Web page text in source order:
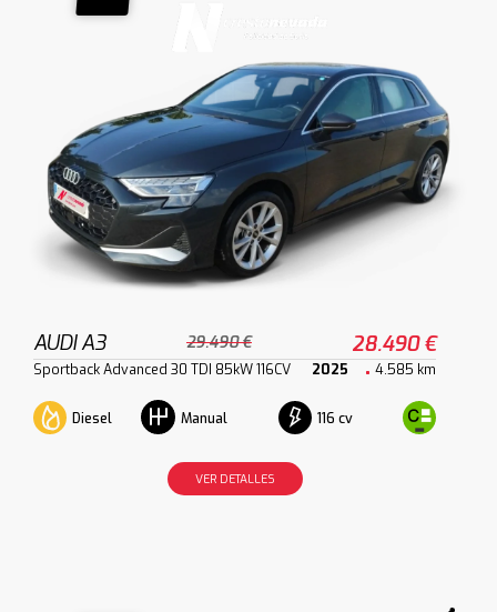
AUDI A3 29.490 € 28.490 €
Sportback Advanced 30 TDI 85kW 116CV 2025 4.585 km
Diesel Manual 116 cv
VER DETALLES